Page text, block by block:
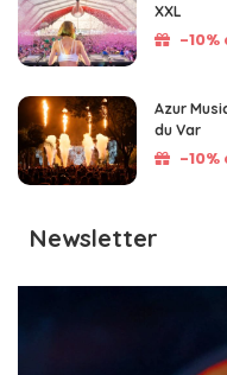
XXL
-10%
Azur
du Var
-10%
Newsletter